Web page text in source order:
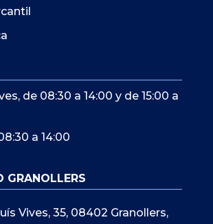
de 08:30 a 14:00 y de 15:00 a
a 14:00
GRANOLLERS
Vives, 35, 08402 Granollers,